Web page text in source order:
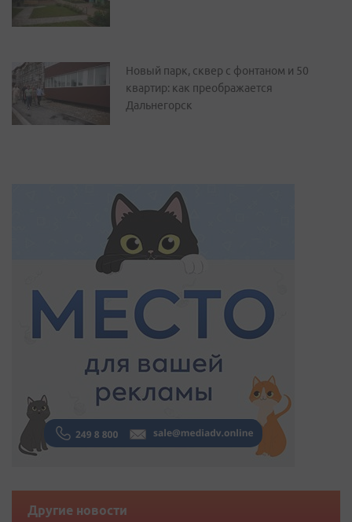
Новый парк, сквер с фонтаном и 50
квартир: как преображается
Дальнегорск
Другие новости